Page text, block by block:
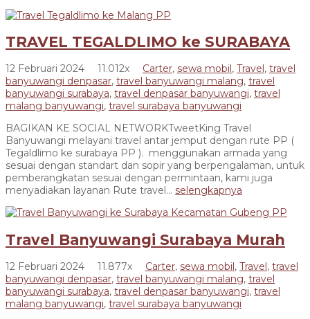
TRAVEL TEGALDLIMO ke SURABAYA
12 Februari 2024 11.012x Carter, sewa mobil , Travel , travel
banyuwangi denpasar, travel banyuwangi malang, travel
banyuwangi surabaya, travel denpasar banyuwangi, travel
malang banyuwangi, travel surabaya banyuwangi
BAGIKAN KE SOCIAL NETWORKTweetKing Travel
Banyuwangi melayani travel antar jemput dengan rute PP (
Tegaldlimo ke surabaya PP ). menggunakan armada yang
sesuai dengan standart dan sopir yang berpengalaman, untuk
pemberangkatan sesuai dengan permintaan, kami juga
menyadiakan layanan Rute travel... selengkapnya
Travel Banyuwangi Surabaya Murah
12 Februari 2024 11.877x Carter, sewa mobil, Travel, travel
banyuwangi denpasar, travel banyuwangi malang, travel
banyuwangi surabaya, travel denpasar banyuwangi, travel
malang banyuwangi, travel surabaya banyuwangi